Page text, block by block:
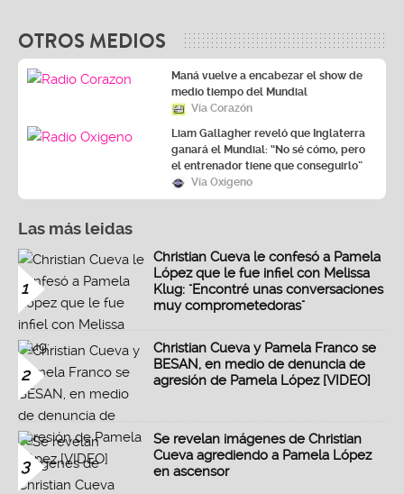
OTROS MEDIOS
Maná vuelve a encabezar el show de
medio tiempo del Mundial
Vía Corazón
Liam Gallagher reveló que Inglaterra
ganará el Mundial: “No sé cómo, pero
el entrenador tiene que conseguirlo”
Vía Oxígeno
Las más leidas
1
Christian Cueva le confesó a Pamela
López que le fue infiel con Melissa
Klug: "Encontré unas conversaciones
muy comprometedoras"
2
Christian Cueva y Pamela Franco se
BESAN, en medio de denuncia de
agresión de Pamela López [VIDEO]
3
Se revelan imágenes de Christian
Cueva agrediendo a Pamela López
en ascensor